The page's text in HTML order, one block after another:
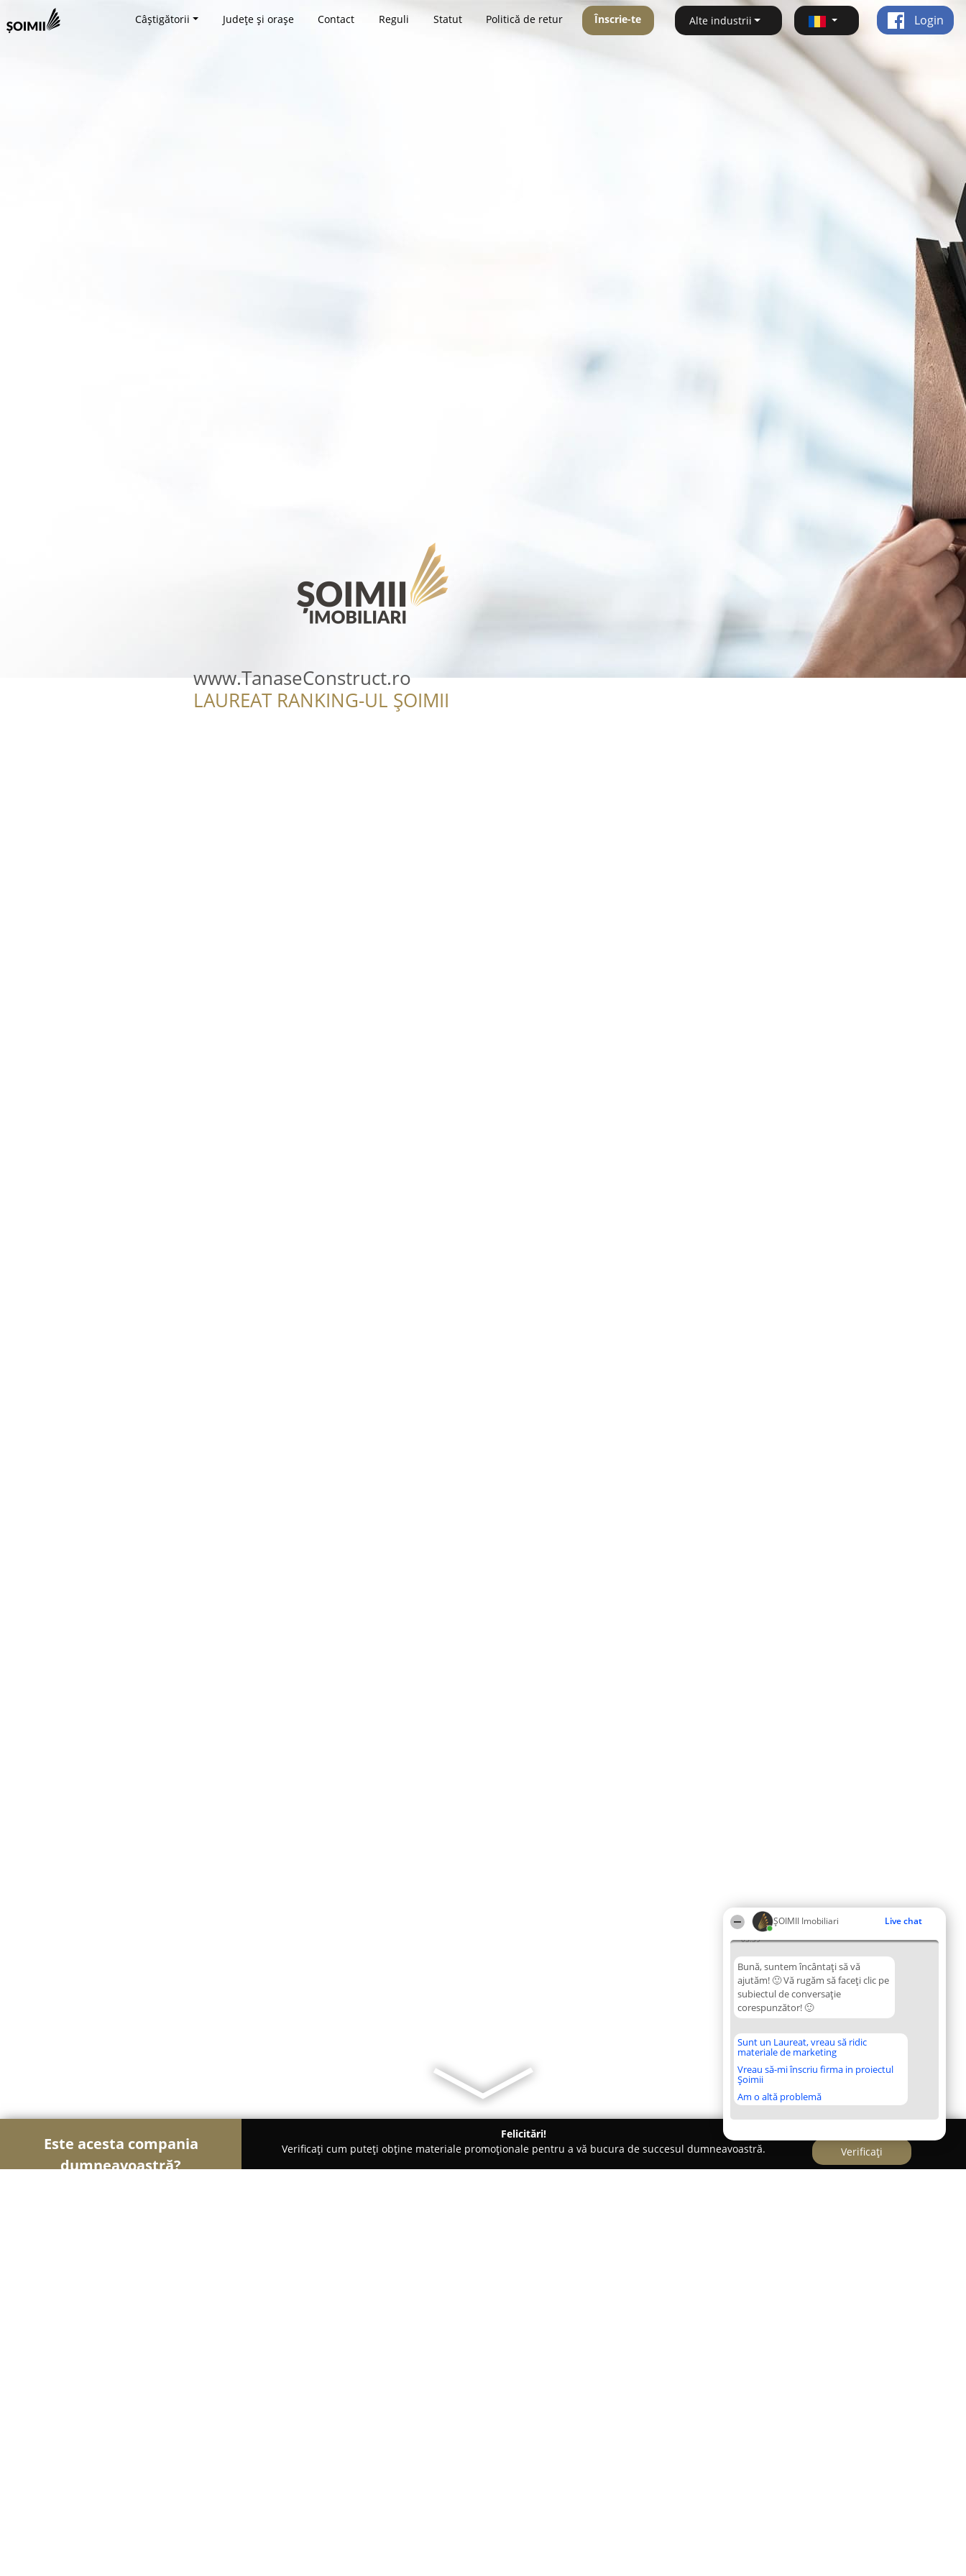
ȘOIMII Imobiliari Live chat
03:39
Bună, suntem încântați să vă
ajutăm! 🙂 Vă rugăm să faceți clic pe
subiectul de conversație
corespunzător! 🙂
Sunt un Laureat, vreau să ridic
materiale de marketing
Vreau să-mi înscriu firma in proiectul
Șoimii
Am o altă problemă
Câștigătorii Județe și orașe Contact Reguli Statut Politică de retur Înscrie-te Alte industrii Login
www.TanaseConstruct.ro
LAUREAT RANKING-UL ȘOIMII
Este acesta compania
dumneavoastră?
Felicitări!
Verificați cum puteți obține materiale promoționale pentru a vă bucura de succesul dumneavoastră.
Verificați